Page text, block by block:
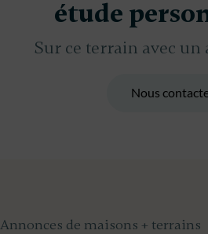
étude
Sur ce terrain avec un
Nous
Annonces de maisons + terrains